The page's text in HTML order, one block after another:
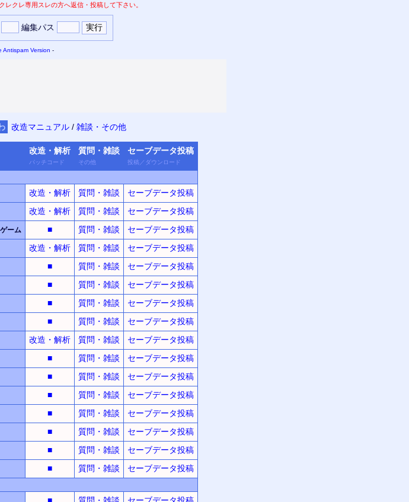
レクレ専用スレの方へ返信・投稿して下さい。
編集パス
Antispam Version -
改造マニュアル/ 雑談・その他
改造・ 解析
パッチ コード
質問・ 雑談
その他
セーブデータ投稿
投稿 ／ ダウン ロード
改造・解析 質問・雑談
セーブデータ投稿
改造・解析 質問・雑談
セーブデータ投稿
ゲーム ■ 質問・雑談
セーブデータ投稿
改造・解析 質問・雑談
セーブデータ投稿
■ 質問・雑談
セーブデータ投稿
■ 質問・雑談
セーブデータ投稿
■ 質問・雑談
セーブデータ投稿
■ 質問・雑談
セーブデータ投稿
改造・解析 質問・雑談
セーブデータ投稿
■ 質問・雑談
セーブデータ投稿
■ 質問・雑談
セーブデータ投稿
■ 質問・雑談
セーブデータ投稿
■ 質問・雑談
セーブデータ投稿
■ 質問・雑談
セーブデータ投稿
■ 質問・雑談
セーブデータ投稿
■ 質問・雑談
セーブデータ投稿